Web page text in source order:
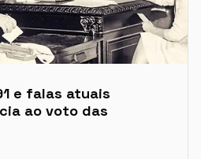
e falas atuais
ao voto das